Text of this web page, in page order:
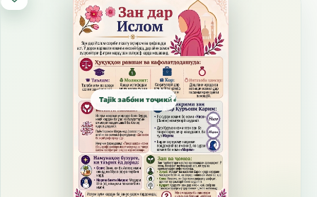
Tajik забо́ни тоҷикӣ́ الطاجيكية